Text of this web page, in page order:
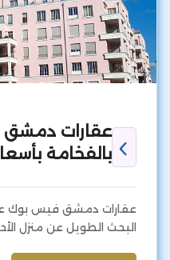
عقارات
بالفخامة
عقارات دمشق فيس بوك
البحث الطويل عن منزل